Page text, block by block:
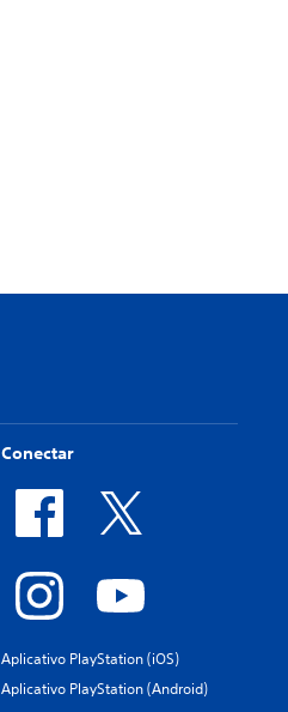
Conectar
Aplicativo PlayStation (iOS)
Aplicativo PlayStation (Android)